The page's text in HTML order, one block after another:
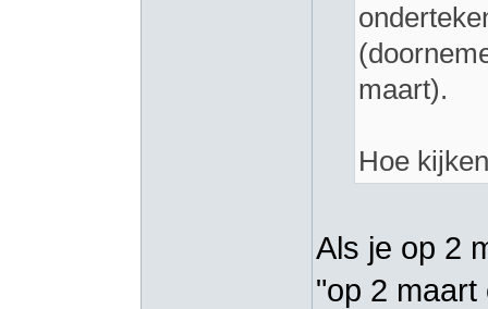
maart).
Hoe
Als je op 2
"op 2 maart